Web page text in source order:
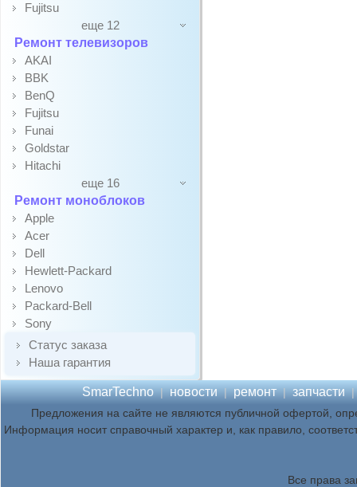
Fujitsu
еще 12
Ремонт телевизоров
AKAI
BBK
BenQ
Fujitsu
Funai
Goldstar
Hitachi
еще 16
Ремонт моноблоков
Apple
Acer
Dell
Hewlett-Packard
Lenovo
Packard-Bell
Sony
Статус заказа
Наша гарантия
SmarTechno | новости | ремонт | запчасти |
Предложения на сайте не являются публичной офертой,
Информация носит справочный характер и, как правило,
Все права